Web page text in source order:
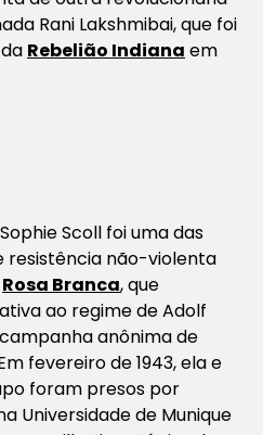
Rani Lakshmibai, que foi
Rebelião Indiana em
Scoll foi uma das
resistência não-violenta
Rosa Branca, que
ao regime de Adolf
anônima de
fevereiro de 1943, ela e
foram presos por
Universidade de Munique